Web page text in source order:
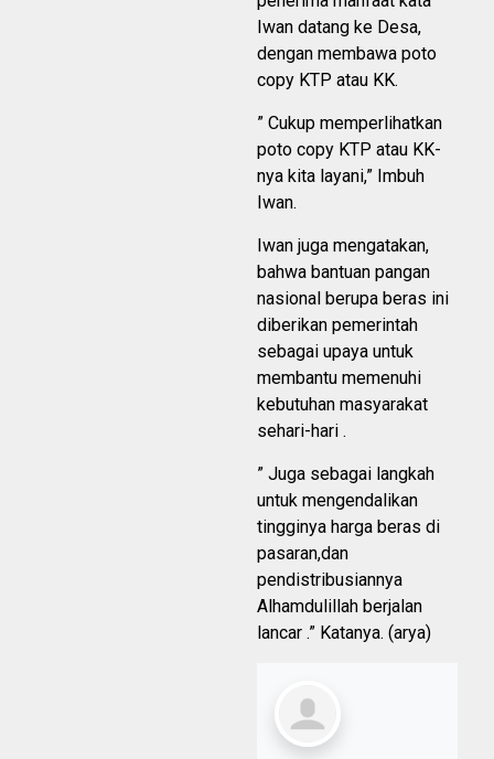
Iwan datang ke Desa,
dengan membawa poto
copy KTP atau KK.
” Cukup memperlihatkan
poto copy KTP atau KK-
nya kita layani,” Imbuh
Iwan.
Iwan juga mengatakan,
bahwa bantuan pangan
nasional berupa beras ini
diberikan pemerintah
sebagai upaya untuk
membantu memenuhi
kebutuhan masyarakat
sehari-hari .
” Juga sebagai langkah
untuk mengendalikan
tingginya harga beras di
pasaran,dan
pendistribusiannya
Alhamdulillah berjalan
lancar .” Katanya. (arya)